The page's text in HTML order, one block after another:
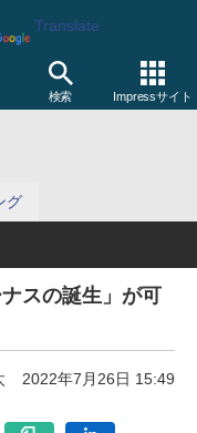
Translate
検索 Impressサイト
グ
スの誕生」が可
2022年7月26日 15:49